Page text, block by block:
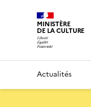
MINISTÈRE
DE LA CULTURE
Actualités